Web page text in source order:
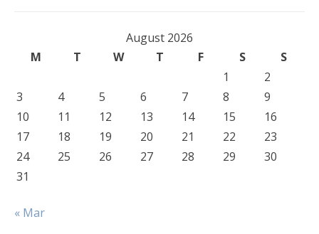
August 2026
M
T W T F S
S
1
2
3
4 5 6 7 8
9
10
11 12 13 14 15
16
17
18 19 20 21 22
23
24
25 26 27 28 29
30
31
« Mar